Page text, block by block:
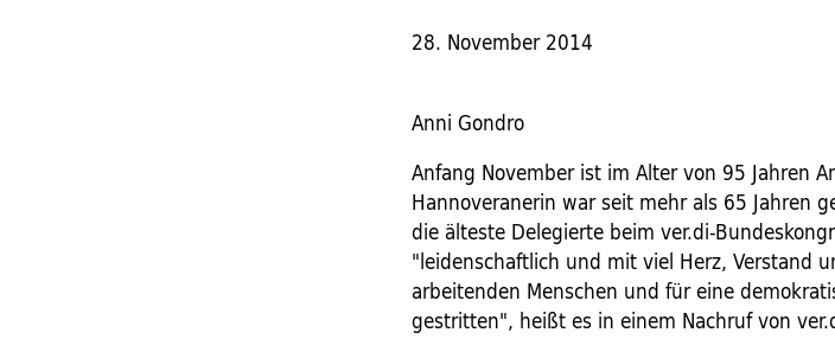
28. November 2014
Anni Gondro
Anfang November ist im Alter von 95 Jahren
Hannoveranerin war seit mehr als 65 Jahren
die älteste Delegierte beim ver.di-
"leidenschaftlich und mit viel Herz, Verstand
arbeitenden Menschen und für eine
gestritten", heißt es in einem Nachruf von